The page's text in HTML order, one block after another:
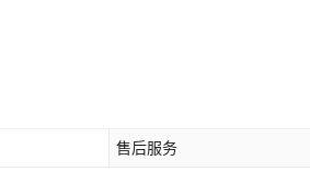
售后服务